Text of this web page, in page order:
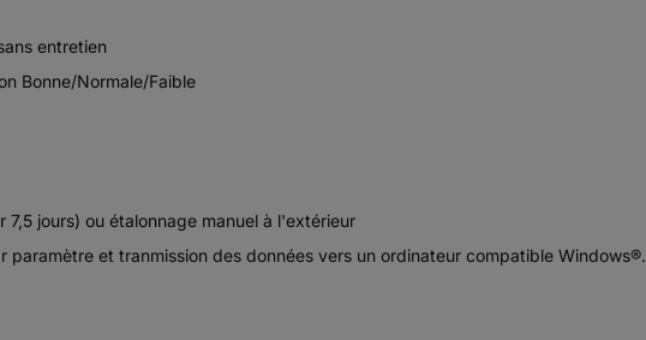
entretien
Bonne/Normale/Faible
jours) ou étalonnage manuel à l'extérieur
et tranmission des données vers un ordinateur compatible Windows®.